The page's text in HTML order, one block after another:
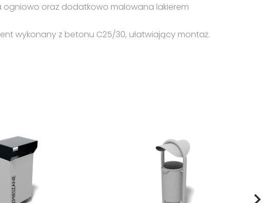
oraz dodatkowo malowana lakierem
wykonany z betonu C25/30, ułatwiający montaż.